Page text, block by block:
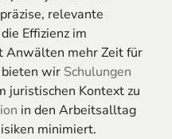
relevante
Effizienz im
Anwälten mehr Zeit für
bieten wir Schulungen
juristischen Kontext zu
in den Arbeitsalltag
minimiert.